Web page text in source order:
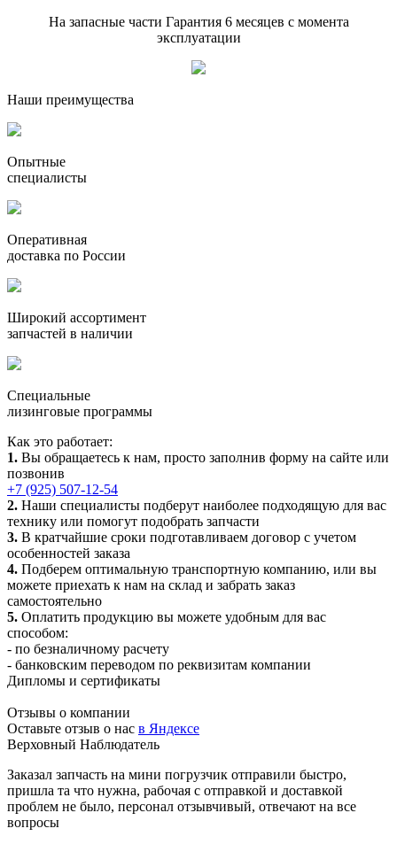
На запасные части Гарантия 6 месяцев с момента
эксплуатации
Наши преимущества
Опытные
специалисты
Оперативная
доставка по России
Широкий ассортимент
запчастей в наличии
Специальные
лизинговые программы
Как это работает:
1. Вы обращаетесь к нам, просто заполнив форму на сайте или
позвонив
+7 (925) 507-12-54
2. Наши специалисты подберут наиболее подходящую для вас
технику или помогут подобрать запчасти
3. В кратчайшие сроки подготавливаем договор с учетом
особенностей заказа
4. Подберем оптимальную транспортную компанию, или вы
можете приехать к нам на склад и забрать заказ
самостоятельно
5. Оплатить продукцию вы можете удобным для вас
способом:
- по безналичному расчету
- банковским переводом по реквизитам компании
Дипломы и сертификаты
Отзывы о компании
Оставьте отзыв о нас в Яндексе
Верховный Наблюдатель
Заказал запчасть на мини погрузчик отправили быстро,
пришла та что нужна, рабочая с отправкой и доставкой
проблем не было, персонал отзывчивый, отвечают на все
вопросы